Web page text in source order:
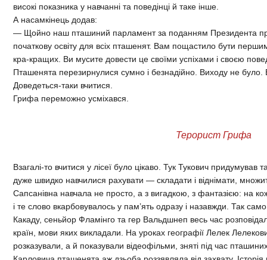
високі показника у навчанні та поведінці й таке інше.
А насамкінець додав:
— Щойно наш пташиний парламент за поданням Президента
початкову освіту для всіх пташенят. Вам пощастило бути
кра-кращих. Ви мусите довести це своїми успіхами і своєю
Пташенята перезирнулися сумно і безнадійно. Виходу не
Доведеться-таки вчитися.
Грифа переможно усміхався.
Терорист Грифа
Взагалі-то вчитися у лісеї було цікаво. Тук Тукович придумував
дуже швидко навчилися рахувати — складати і віднімати,
Сапсанівна навчала не просто, а з вигадкою, з фантазією: на
і те слово вкарбовувалось у пам’ять одразу і назавжди. Так
Какаду, сеньйор Фламінго та гер Вальдшнеп весь час
країн, мови яких викладали. На уроках географії Лелек
розказували, а й показували відеофільми, зняті під час